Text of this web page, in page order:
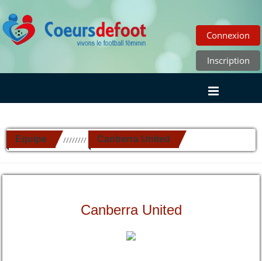
Connexion
Inscription
Equipe ////////// Canberra United
Canberra United